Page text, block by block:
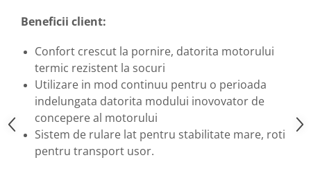
Timp liber
Alte vehicule electrice
ATV-uri
Biciclete
Scuter
Tocatoare resturi vegetale
Despicatoare de lemne
Beneficii client:
Confort crescut la pornire, datorita motorului
termic rezistent la socuri
Utilizare in mod continuu pentru o perioada
indelungata datorita modului inovovator de
concepere al motorului
Sistem de rulare lat pentru stabilitate mare, roti
pentru transport usor.